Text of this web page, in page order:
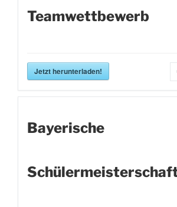
Teamwettbewerb
Jetzt herunterladen!
Bayerische